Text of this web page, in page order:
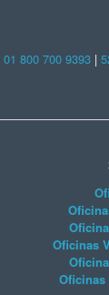
01 800 700 9393 |
Oficinas
Oficinas